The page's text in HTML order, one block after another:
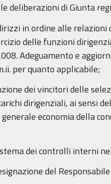
deliberazioni di Giunta
in ordine alle
delle funzioni
Adeguamento e
per quanto applicabile;
dei vincitori delle
dirigenziali, ai sensi
economia della
dei controlli interni
del